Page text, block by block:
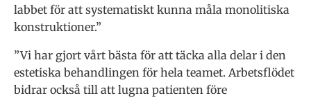
labbet för att systematiskt kunna måla monolitiska
konstruktioner.”
”Vi har gjort vårt bästa för att täcka alla delar i den
estetiska behandlingen för hela teamet. Arbetsflödet
bidrar också till att lugna patienten före